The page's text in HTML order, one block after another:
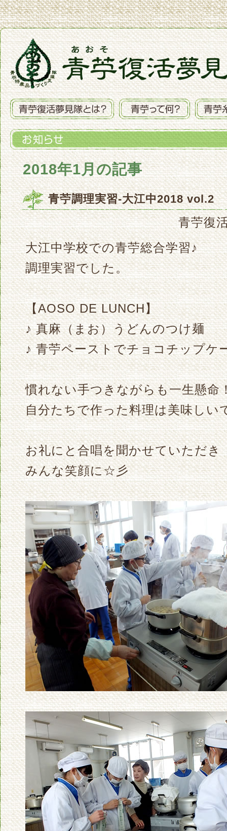
2018年1月の記事
青苧調理実習-大江中2018 vol.2
青苧復
大江中学校での青苧総合学習♪
調理実習でした。
【AOSO DE LUNCH】
♪ 真麻（まお）うどんのつけ麺
♪ 青苧ペーストでチョコチップケ
慣れない手つきながらも一生懸命
自分たちで作った料理は美味しい
お礼にと合唱を聞かせていただき
みんな笑顔に☆彡